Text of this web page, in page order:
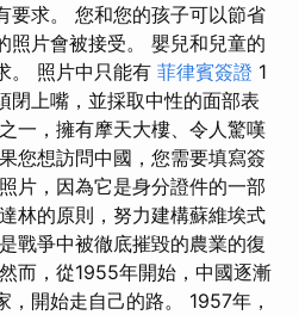
要求。 您和您的孩子可以節省
照片會被接受。 嬰兒和兒童的
。 照片中只能有 菲律賓簽證 1
閉上嘴，並採取中性的面部表
一，擁有摩天大樓、令人驚嘆
您想訪問中國，您需要填寫簽
片，因為它是身分證件的一部
林的原則，努力建構蘇維埃式
戰爭中被徹底摧毀的農業的復
而，從1955年開始，中國逐漸
開始走自己的路。 1957年，